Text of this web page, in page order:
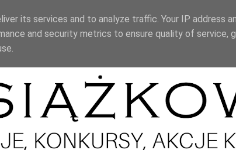
its services and to analyze traffic. Your IP address
and security metrics to ensure quality of service,